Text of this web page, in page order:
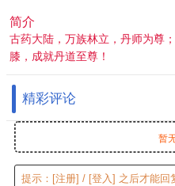
简介
古药大陆，万族林立，丹师为尊
膝，成就丹道至尊！
精彩评论
暂
提示： [注册] / [登入] 之后才能回